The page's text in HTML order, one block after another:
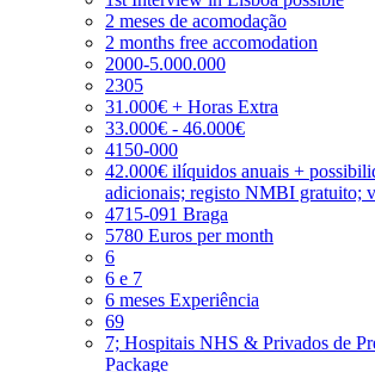
2 meses de acomodação
2 months free accomodation
2000-5.000.000
2305
31.000€ + Horas Extra
33.000€ - 46.000€
4150-000
42.000€ ilíquidos anuais +
adicionais; registo NMBI gratuito;
4715-091 Braga
5780 Euros per month
6
6 e 7
6 meses Experiência
69
7; Hospitais NHS & Privados de
Package